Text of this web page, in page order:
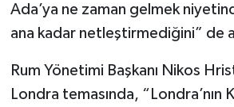
Ada’ya ne zaman gelmek
ana kadar netleştirmediğini” de
Rum Yönetimi Başkanı Nikos
Londra temasında, “Londra’nın